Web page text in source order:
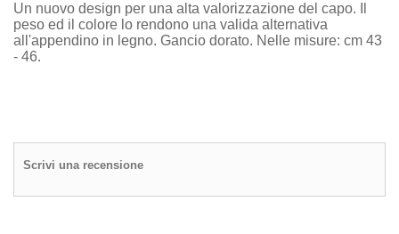
Un nuovo design per una alta valorizzazione del capo. Il
peso ed il colore lo rendono una valida alternativa
all'appendino in legno. Gancio dorato. Nelle misure: cm 43
- 46.
Scrivi una recensione